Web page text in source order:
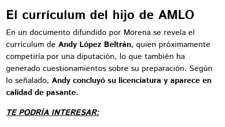
El currículum del hijo de AMLO
En un documento difundido por Morena se revela el
currículum de Andy López Beltrán, quien próximamente
competiría por una diputación, lo que también ha
generado cuestionamientos sobre su preparación. Según
lo señalado, Andy concluyó su licenciatura y aparece en
calidad de pasante.
TE PODRÍA INTERESAR: